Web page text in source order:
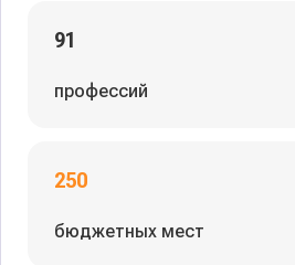
91
профессий
250
бюджетных мест